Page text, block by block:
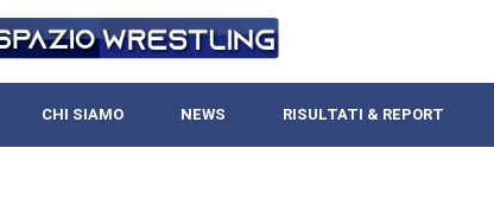
CHI SIAMO NEWS RISULTATI & REPORT